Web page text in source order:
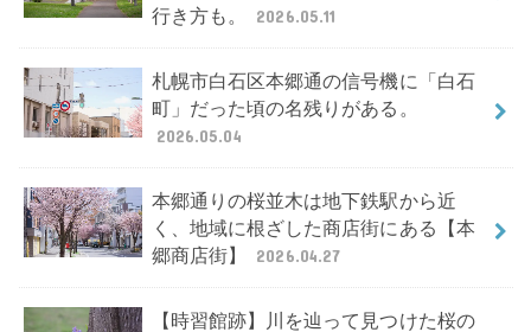
行き方も。
2026.05.11
札幌市白石区本郷通の信号機に「白石
町」だった頃の名残りがある。
2026.05.04
本郷通りの桜並木は地下鉄駅から近
く、地域に根ざした商店街にある【本
郷商店街】
2026.04.27
【時習館跡】川を辿って見つけた桜の